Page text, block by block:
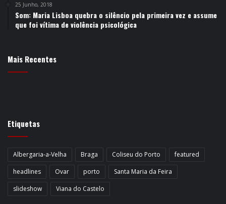
25 Junho, 2018
Som: Maria Lisboa quebra o silêncio pela primeira vez e assume
que foi vítima de violência psicológica
Mais Recentes
Etiquetas
Albergaria-a-Velha Braga Coliseu do Porto
featured
headlines
Ovar porto
Santa Maria da Feira
slideshow
Viana do Castelo